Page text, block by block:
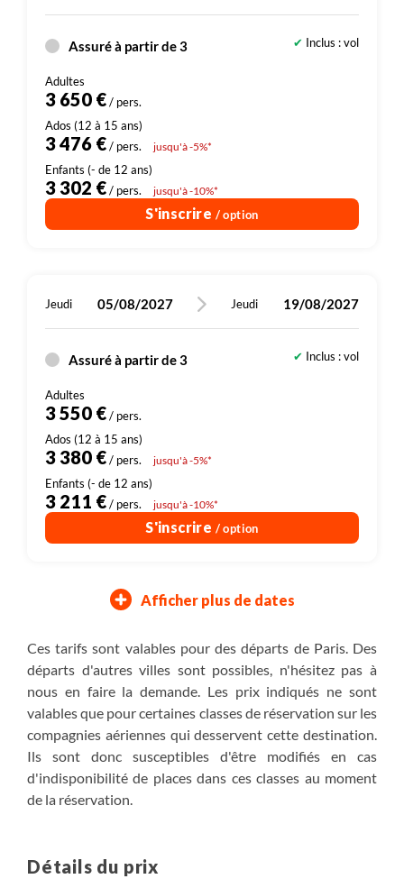
Assuré à partir de 3 Inclus : vol
3 650 €/ pers.
3 476 €/ pers. jusqu'à -5%*
3 302 €/ pers. jusqu'à -10%*
S'inscrire / option
Jeudi 05/08/2027 Jeudi 19/08/2027
Assuré à partir de 3 Inclus : vol
3 550 €/ pers.
3 380 €/ pers. jusqu'à -5%*
3 211 €/ pers. jusqu'à -10%*
S'inscrire / option
Assuré à partir de 3 Inclus : vol
3 450 € / pers.
3 286 €/ pers. jusqu'à -5%*
Assuré à partir de 3 Inclus : vol
3 890 € / pers.
3 704 €/ pers. jusqu'à -5%*
Afficher plus de dates
Ces tarifs sont valables pour des départs de Paris. Des
départs d'autres villes sont possibles, n'hésitez pas à
nous en faire la demande. Les prix indiqués ne sont
valables que pour certaines classes de réservation sur les
compagnies aériennes qui desservent cette destination.
Ils sont donc susceptibles d'être modifiés en cas
d'indisponibilité de places dans ces classes au moment
de la réservation.
Détails du prix